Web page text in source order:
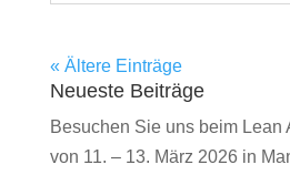
« Ältere Einträge
Neueste Beiträge
Besuchen Sie uns beim Lean
von 11. – 13. März 2026 in